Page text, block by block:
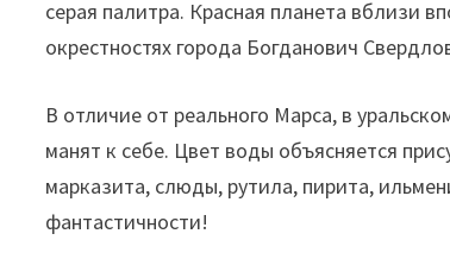
серая палитра. Красная планета вблизи
окрестностях города Богданович
В отличие от реального Марса, в
манят к себе. Цвет воды объясняется
марказита, слюды, рутила, пирита,
фантастичности!